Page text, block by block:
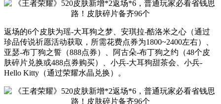
返场的6个皮肤为瑶-大耳狗之梦、安琪拉-酷洛米之心（通过
珍品传说祈愿活动获取，所需花费点券为1800~2400左右）、
亚瑟-布丁狗之誓（888点券）、阿古朵-布丁狗之约（48个皮
肤碎片兑换或488点券购买）、小兵-大耳狗甜茶会、小兵-
Hello Kitty（通过荣耀水晶兑换）。